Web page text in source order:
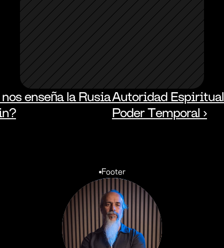
nos enseña la Rusia Autoridad
Poder Temporal ›
Footer